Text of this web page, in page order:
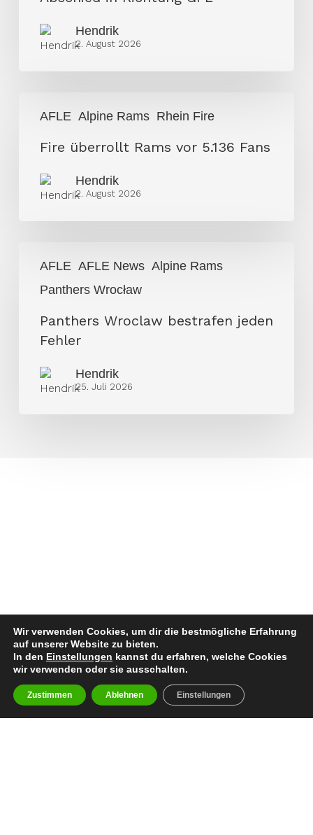
seinen
AFLE
Abschied
Richtung
Hendrik
2. August 2026
AFLE Alpine Rams Rhein Fire
überrollt
Rams
5.136
Fans
Fire überrollt Rams vor 5.136 Fans
Hendrik
2. August 2026
AFLE AFLE News Alpine Rams
Panthers Wrocław
Wroclaw
bestrafen
Fehler
Panthers Wroclaw bestrafen jeden
Fehler
Hendrik
25. Juli 2026
Wir verwenden Cookies, um dir die bestmögliche Erfahrung
auf unserer Website zu bieten.
In den Einstellungen kannst du erfahren, welche Cookies
wir verwenden oder sie ausschalten.
Zustimmen Ablehnen Einstellungen